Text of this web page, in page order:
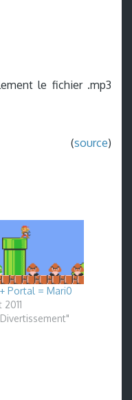
le fichier .mp3
(source)
Portal = Mari0